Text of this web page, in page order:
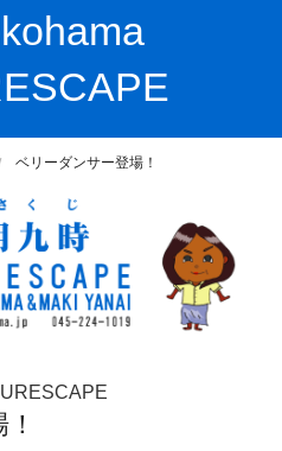
ベリーダンサー登場！